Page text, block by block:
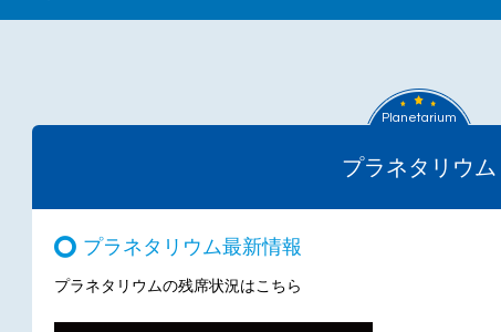
Planetarium
プラネタリウム
プラネタリウム最新情報
プラネタリウムの残席状況はこちら